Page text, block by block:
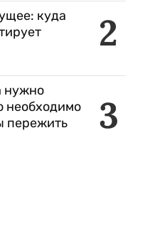
2
куда
3
нужно
необходимо
пережить